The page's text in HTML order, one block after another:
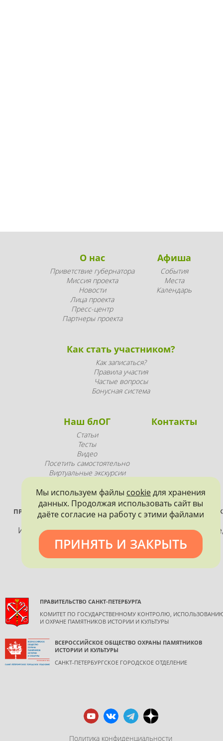
О нас
Приветствие губернатора
Миссия проекта
Новости
Лица проекта
Пресс-центр
Партнеры проекта
Афиша
События
Места
Календарь
Как стать участником?
Как записаться?
Правила участия
Частые вопросы
Бонусная система
Наш блОГ
Статьи
Тесты
Видео
Посетить самостоятельно
Виртуальные экскурсии
Контакты
ПРОЕКТ РЕАЛИЗУЕТСЯ ПРИ ПОДДЕРЖКЕ ПРАВИТЕЛЬСТВА
ПЕТЕРБУРГА
Использование материалов, размещенных на
допускается только с согласия правообладателя и
обязательной ссылкой на источник информации.
ПРАВИТЕЛЬСТВО САНКТ-ПЕТЕРБУРГА
КОМИТЕТ ПО ГОСУДАРСТВЕННОМУ КОНТРОЛЮ,
И ОХРАНЕ ПАМЯТНИКОВ ИСТОРИИ И КУЛЬТУРЫ
ВСЕРОССИЙСКОЕ ОБЩЕСТВО ОХРАНЫ ПАМЯТНИКОВ
ИСТОРИИ И КУЛЬТУРЫ
САНКТ-ПЕТЕРБУРГСКОЕ ГОРОДСКОЕ ОТДЕЛЕНИЕ
Политика конфиденциальности
Мы используем файлы cookieдля хранения
данных. Продолжая использовать сайт вы
даёте согласие на работу с этими файлами
ПРИНЯТЬ И ЗАКРЫТЬ